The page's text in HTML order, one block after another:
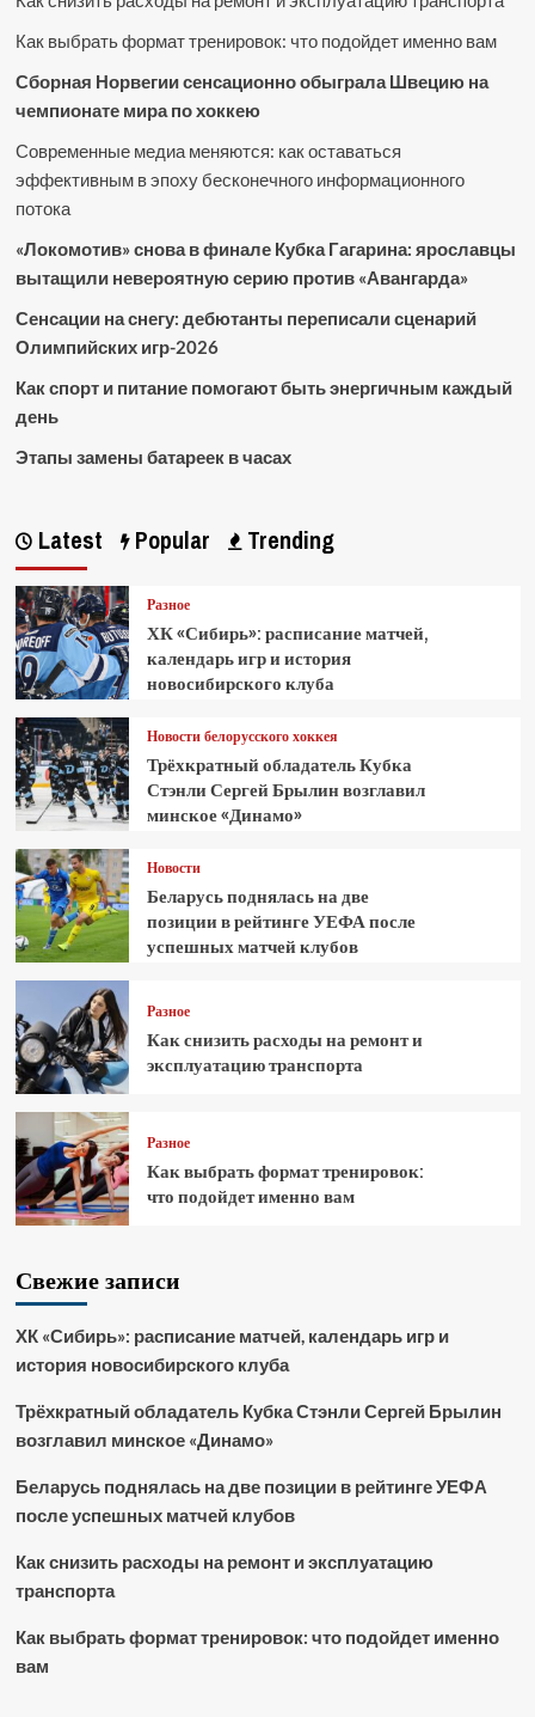
Как выбрать формат тренировок: что подойдет именно вам
Сборная Норвегии сенсационно обыграла Швецию на
чемпионате мира по хоккею
Современные медиа меняются: как оставаться
эффективным в эпоху бесконечного информационного
потока
«Локомотив» снова в финале Кубка Гагарина: ярославцы
вытащили невероятную серию против «Авангарда»
Сенсации на снегу: дебютанты переписали сценарий
Олимпийских игр-2026
Как спорт и питание помогают быть энергичным каждый
день
Этапы замены батареек в часах
Latest Popular Trending
Разное
ХК «Сибирь»: расписание матчей,
календарь игр и история
новосибирского клуба
Новости белорусского хоккея
Трёхкратный обладатель Кубка
Стэнли Сергей Брылин возглавил
минское «Динамо»
Новости
Беларусь поднялась на две
позиции в рейтинге УЕФА после
успешных матчей клубов
Разное
Как снизить расходы на ремонт и
эксплуатацию транспорта
Разное
Как выбрать формат тренировок:
что подойдет именно вам
Свежие записи
ХК «Сибирь»: расписание матчей, календарь игр и
история новосибирского клуба
Трёхкратный обладатель Кубка Стэнли Сергей Брылин
возглавил минское «Динамо»
Беларусь поднялась на две позиции в рейтинге УЕФА
после успешных матчей клубов
Как снизить расходы на ремонт и эксплуатацию
транспорта
Как выбрать формат тренировок: что подойдет именно
вам